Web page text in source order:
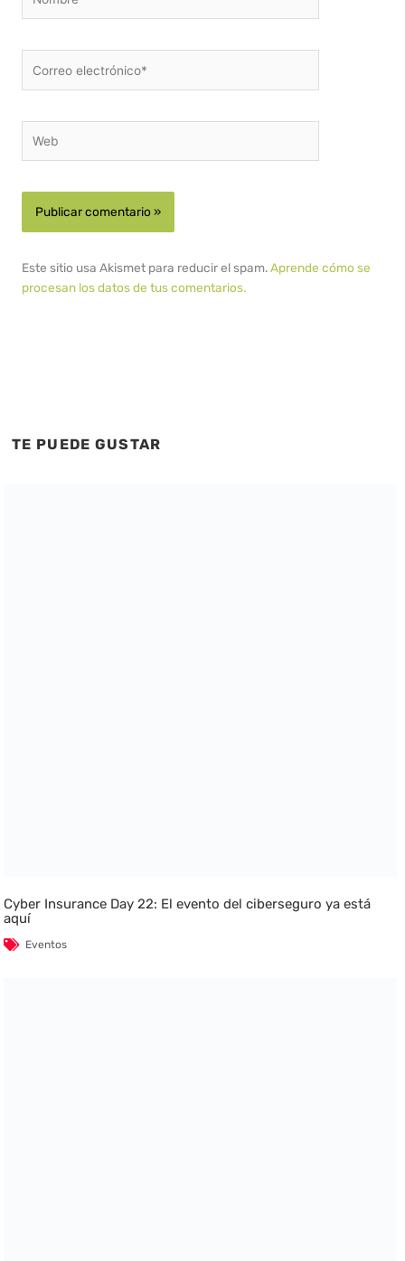
electrónico*
Este sitio usa Akismet para reducir el spam.Aprende cómo se
procesan los datos de tus comentarios.
TE PUEDE GUSTAR
Cyber Insurance Day 22: El evento del ciberseguro ya está
aquí
Eventos